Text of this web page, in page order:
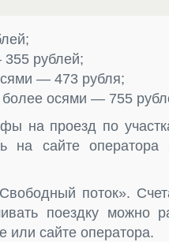
рублей;
— 473 рубля;
более осями — 755
на проезд по
на сайте
поток».
поездку можно
или сайте оператора.